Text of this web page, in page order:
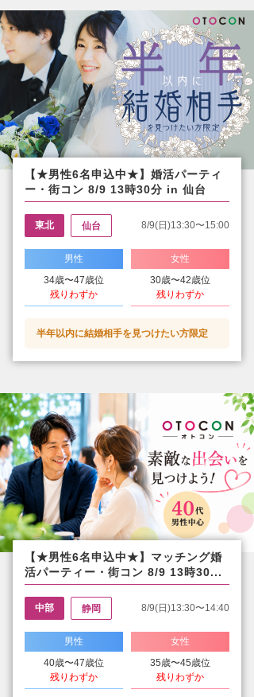
【★男性6名申込中★】婚活パーティ
ー・街コン 8/9 13時30分 in 仙台
東北 仙台 8/9(日)13:30〜15:00
男性
34歳〜47歳位
残りわずか
女性
30歳〜42歳位
残りわずか
半年以内に結婚相手を見つけたい方限定
【★男性6名申込中★】マッチング婚
活パーティー・街コン 8/9 13時30...
中部 静岡 8/9(日)13:30〜14:40
男性
40歳〜47歳位
残りわずか
女性
35歳〜45歳位
残りわずか